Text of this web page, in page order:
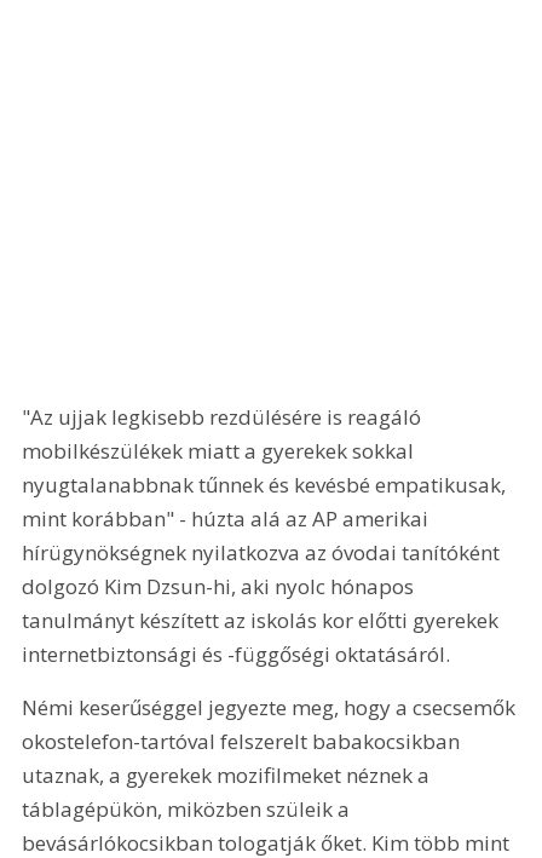
"Az ujjak legkisebb rezdülésére is reagáló
mobilkészülékek miatt a gyerekek sokkal
nyugtalanabbnak tűnnek és kevésbé empatikusak,
mint korábban" - húzta alá az AP amerikai
hírügynökségnek nyilatkozva az óvodai tanítóként
dolgozó Kim Dzsun-hi, aki nyolc hónapos
tanulmányt készített az iskolás kor előtti gyerekek
internetbiztonsági és -függőségi oktatásáról.
Némi keserűséggel jegyezte meg, hogy a csecsemők
okostelefon-tartóval felszerelt babakocsikban
utaznak, a gyerekek mozifilmeket néznek a
táblagépükön, miközben szüleik a
bevásárlókocsikban tologatják őket. Kim több mint